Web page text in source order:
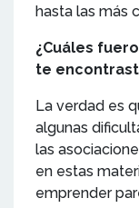
hasta las más
¿Cuáles
te
La verdad es
algunas
las
en estas
emprender